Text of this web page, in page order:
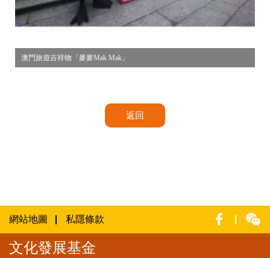
澳門旅遊吉祥物「麥麥Mak Mak」
返回
網站地圖 私隱條款
文化發展基金